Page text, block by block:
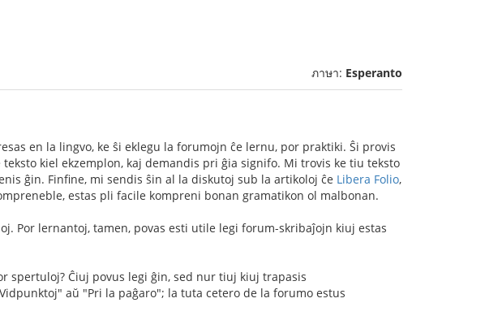
ภาษา: Esperanto
en la lingvo, ke ŝi eklegu la forumojn ĉe lernu, por praktiki. Ŝi provis
kiel ekzemplon, kaj demandis pri ĝia signifo. Mi trovis ke tiu teksto
ĝin. Finfine, mi sendis ŝin al la diskutoj sub la artikoloj ĉe Libera Folio,
estas pli facile kompreni bonan gramatikon ol malbonan.
Por lernantoj, tamen, povas esti utile legi forum-skribaĵojn kiuj estas
spertuloj? Ĉiuj povus legi ĝin, sed nur tiuj kiuj trapasis
aŭ "Pri la paĝaro"; la tuta cetero de la forumo estus